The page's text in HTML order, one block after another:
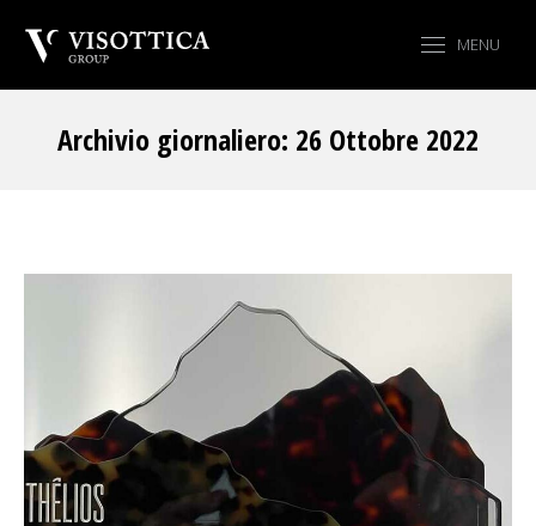
MENU
Archivio giornaliero: 26 Ottobre 2022